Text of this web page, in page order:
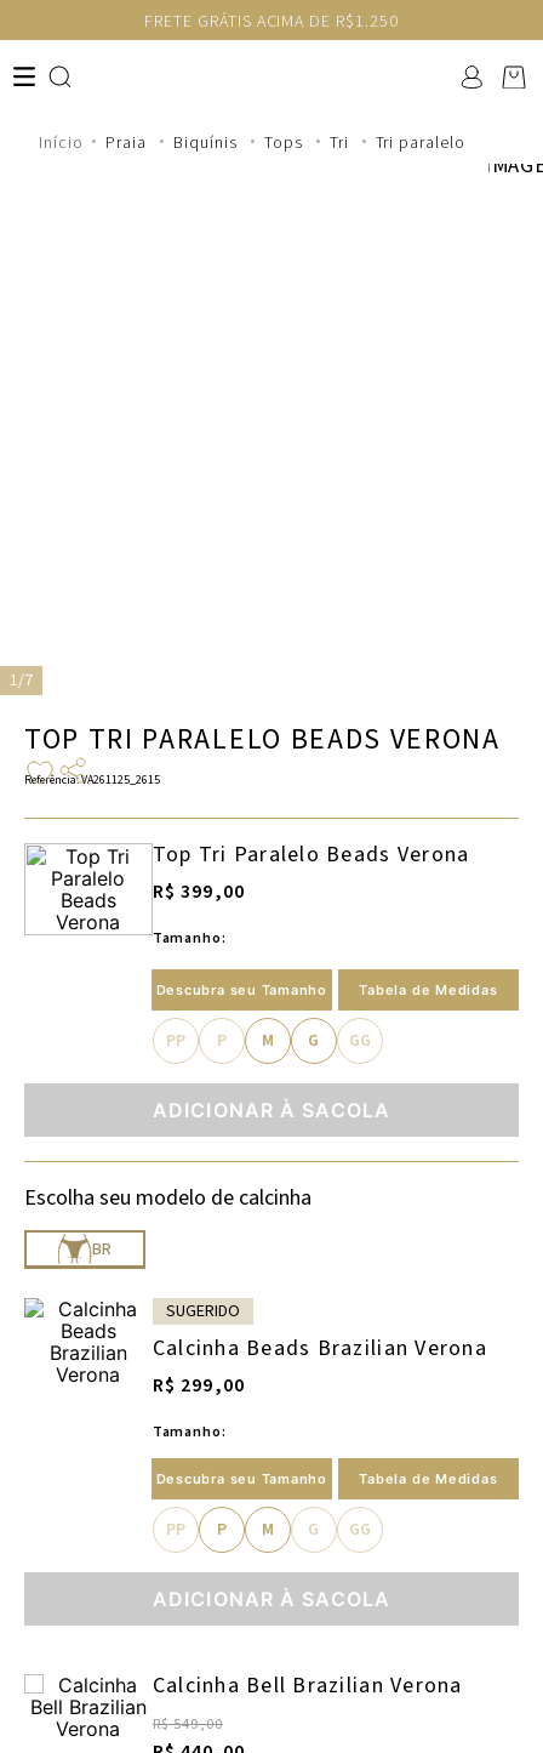
FRETE GRÁTIS ACIMA DE R$1.250
Praia Biquínis Tops Tri Tri paralelo
1/7
TOP TRI PARALELO BEADS VERONA
Referência:VA261125_2615
Top Tri Paralelo Beads Verona
R$ 399,00
Tamanho:
Descubra seu Tamanho Tabela de Medidas
PP P M G GG
ADICIONAR À SACOLA
Escolha seu modelo de calcinha
BR
SUGERIDO
Calcinha Beads Brazilian Verona
R$ 299,00
Tamanho:
Descubra seu Tamanho Tabela de Medidas
PP P M G GG
ADICIONAR À SACOLA
Calcinha Bell Brazilian Verona
R$ 549,00